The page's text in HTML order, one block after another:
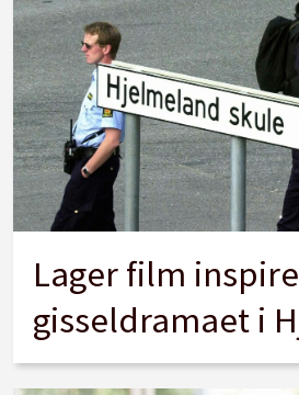
Lager film
gisseldramaet i